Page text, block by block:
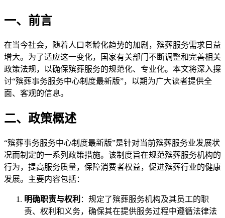
一、前言
在当今社会，随着人口老龄化趋势的加剧，殡葬服务需求日益
增大。为了适应这一变化，国家有关部门不断调整和完善相关
政策法规，以确保殡葬服务的规范化、专业化。本文将深入探
讨“殡葬事务服务中心制度最新版”，以期为广大读者提供全
面、客观的信息。
二、政策概述
“殡葬事务服务中心制度最新版”是针对当前殡葬服务业发展状
况而制定的一系列政策措施。该制度旨在规范殡葬服务机构的
行为，提高服务质量，保障消费者权益，促进殡葬行业的健康
发展。主要内容包括：
明确职责与权利 ：规定了殡葬服务机构及其员工的职
责、权利和义务，确保其在提供服务过程中遵循法律法